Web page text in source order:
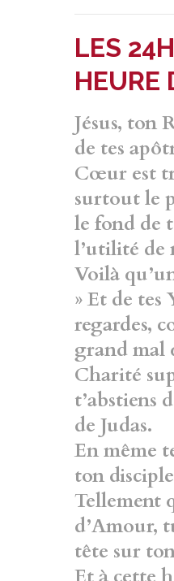
LES
HEURE
Jésus, ton
de tes
Cœur est
surtout le
le fond de
l’utilité de
Voilà
»Et de tes
regardes,
grand mal
Charité
t’abstiens
de Judas.
En même
ton
Tellement
d’Amour,
tête sur